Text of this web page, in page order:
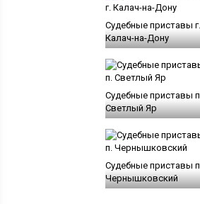
Судебные приставы г.
Калач-на-Дону
Судебные приставы п.
Светлый Яр
Судебные приставы п.
Чернышковский